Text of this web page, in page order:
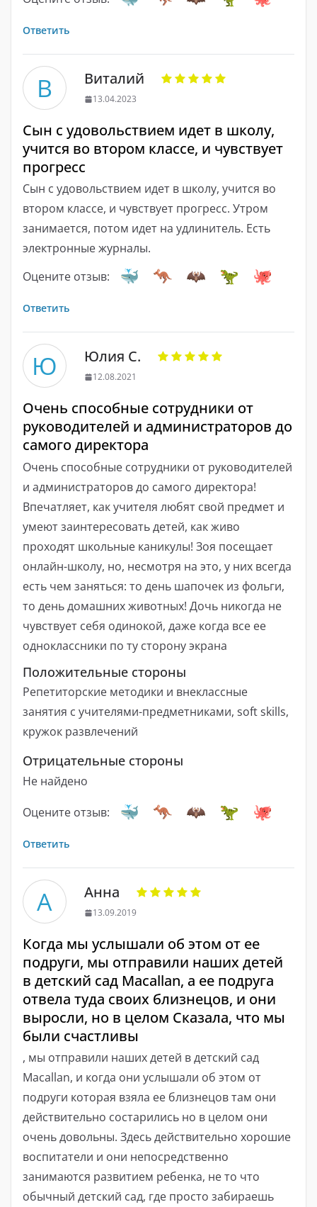
Ответить
В Виталий
13.04.2023
Сын с удовольствием идет в школу,
учится во втором классе, и чувствует
прогресс
Сын с удовольствием идет в школу, учится во
втором классе, и чувствует прогресс. Утром
занимается, потом идет на удлинитель. Есть
электронные журналы.
Оцените отзыв:
Ответить
Ю Юлия С.
12.08.2021
Очень способные сотрудники от
руководителей и администраторов до
самого директора
Очень способные сотрудники от руководителей
и администраторов до самого директора!
Впечатляет, как учителя любят свой предмет и
умеют заинтересовать детей, как живо
проходят школьные каникулы! Зоя посещает
онлайн-школу, но, несмотря на это, у них всегда
есть чем заняться: то день шапочек из фольги,
то день домашних животных! Дочь никогда не
чувствует себя одинокой, даже когда все ее
одноклассники по ту сторону экрана
Положительные стороны
Репетиторские методики и внеклассные
занятия с учителями-предметниками, soft skills,
кружок развлечений
Отрицательные стороны
Не найдено
Оцените отзыв:
Ответить
А Анна
13.09.2019
Когда мы услышали об этом от ее
подруги, мы отправили наших детей
в детский сад Macallan, а ее подруга
отвела туда своих близнецов, и они
выросли, но в целом Сказала, что мы
были счастливы
, мы отправили наших детей в детский сад
Macallan, и когда они услышали об этом от
подруги которая взяла ее близнецов там они
действительно состарились но в целом они
очень довольны. Здесь действительно хорошие
воспитатели и они непосредственно
занимаются развитием ребенка, не то что
обычный детский сад, где просто забираешь